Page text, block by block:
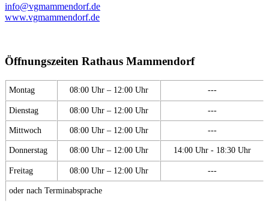
info@vgmammendorf.de
www.vgmammendorf.de
Öffnungszeiten Rathaus Mammendorf
Montag 08:00 Uhr – 12:00 Uhr ---
Dienstag 08:00 Uhr – 12:00 Uhr ---
Mittwoch 08:00 Uhr – 12:00 Uhr ---
Donnerstag 08:00 Uhr – 12:00 Uhr 14:00 Uhr - 18:30 Uhr
Freitag 08:00 Uhr – 12:00 Uhr ---
oder nach Terminabsprache